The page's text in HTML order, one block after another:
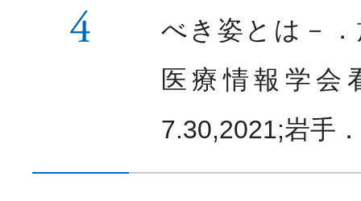
4
べき姿とは－
医療情報学会
7.30,2021;岩手．